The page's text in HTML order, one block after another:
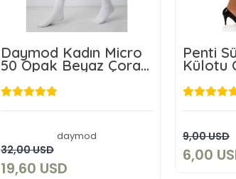
Daymod Kadın Micro
50 Opak Beyaz Çorap
Büyük Boy 3 adet
daymod
32,00 USD
19,60 USD
Penti
Külotu
9,00 USD
6,00